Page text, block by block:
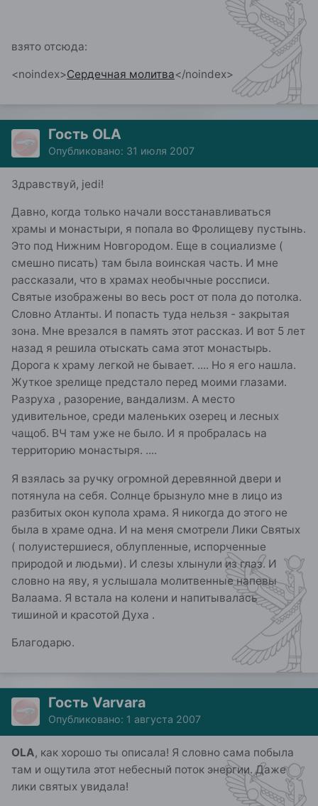
взято отсюда:
<noindex>Сердечная молитва</noindex>
Гость OLA
Опубликовано: 31 июля 2007
Здравствуй, jedi!
Давно, когда только начали восстанавливаться
храмы и монастыри, я попала во Фролищеву пустынь.
Это под Нижним Новгородом. Еще в социализме (
смешно писать) там была воинская часть. И мне
рассказали, что в храмах необычные россписи.
Святые изображены во весь рост от пола до потолка.
Словно Атланты. И попасть туда нельзя - закрытая
зона. Мне врезался в память этот рассказ. И вот 5 лет
назад я решила отыскать сама этот монастырь.
Дорога к храму легкой не бывает. .... Но я его нашла.
Жуткое зрелище предстало перед моими глазами.
Разруха , разорение, вандализм. А место
удивительное, среди маленьких озерец и лесных
чащоб. ВЧ там уже не было. И я пробралась на
территорию монастыря. ....
Я взялась за ручку огромной деревянной двери и
потянула на себя. Солнце брызнуло мне в лицо из
разбитых окон купола храма. Я никогда до этого не
была в храме одна. И на меня смотрели Лики Святых
( полуистершиеся, облупленные, испорченные
природой и людьми). И слезы хлынули из глаз. И
словно на яву, я услышала молитвенные напевы
Валаама. Я встала на колени и напитывалась
тишиной и красотой Духа .
Благодарю.
Гость Varvara
Опубликовано: 1 августа 2007
OLA, как хорошо ты описала! Я словно сама побыла
там и ощутила этот небесный поток энергии. Даже
лики святых увидала!